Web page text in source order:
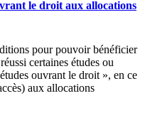
le droit aux allocations
pour pouvoir bénéficier
certaines études ou
ouvrant le droit », en ce
aux allocations